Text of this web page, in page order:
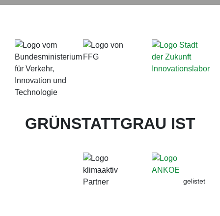
GRÜNSTATTGRAU IST
gelistet